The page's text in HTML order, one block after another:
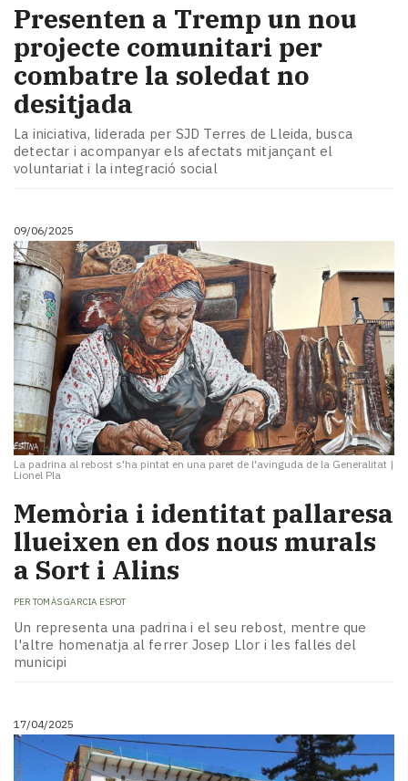
Presenten a Tremp un nou
projecte comunitari per
combatre la soledat no
desitjada
La iniciativa, liderada per SJD Terres de Lleida, busca
detectar i acompanyar els afectats mitjançant el
voluntariat i la integració social
09/06/2025
La padrina al rebost s'ha pintat en una paret de l'avinguda de la Generalitat |
Lionel Pla
Memòria i identitat pallaresa
llueixen en dos nous murals
a Sort i Alins
PER TOMÀS GARCIA ESPOT
Un representa una padrina i el seu rebost, mentre que
l'altre homenatja al ferrer Josep Llor i les falles del
municipi
17/04/2025